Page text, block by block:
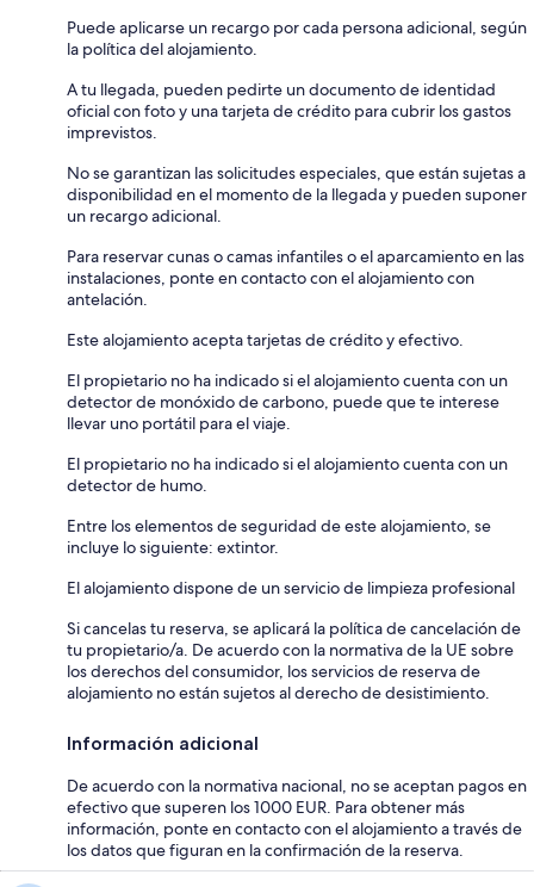
Puede aplicarse un recargo por cada persona adicional, según
la política del alojamiento.
A tu llegada, pueden pedirte un documento de identidad
oficial con foto y una tarjeta de crédito para cubrir los gastos
imprevistos.
No se garantizan las solicitudes especiales, que están sujetas a
disponibilidad en el momento de la llegada y pueden suponer
un recargo adicional.
Para reservar cunas o camas infantiles o el aparcamiento en las
instalaciones, ponte en contacto con el alojamiento con
antelación.
Este alojamiento acepta tarjetas de crédito y efectivo.
El propietario no ha indicado si el alojamiento cuenta con un
detector de monóxido de carbono, puede que te interese
llevar uno portátil para el viaje.
El propietario no ha indicado si el alojamiento cuenta con un
detector de humo.
Entre los elementos de seguridad de este alojamiento, se
incluye lo siguiente: extintor.
El alojamiento dispone de un servicio de limpieza profesional
Si cancelas tu reserva, se aplicará la política de cancelación de
tu propietario/a. De acuerdo con la normativa de la UE sobre
los derechos del consumidor, los servicios de reserva de
alojamiento no están sujetos al derecho de desistimiento.
Información adicional
De acuerdo con la normativa nacional, no se aceptan pagos en
efectivo que superen los 1000 EUR. Para obtener más
información, ponte en contacto con el alojamiento a través de
los datos que figuran en la confirmación de la reserva.